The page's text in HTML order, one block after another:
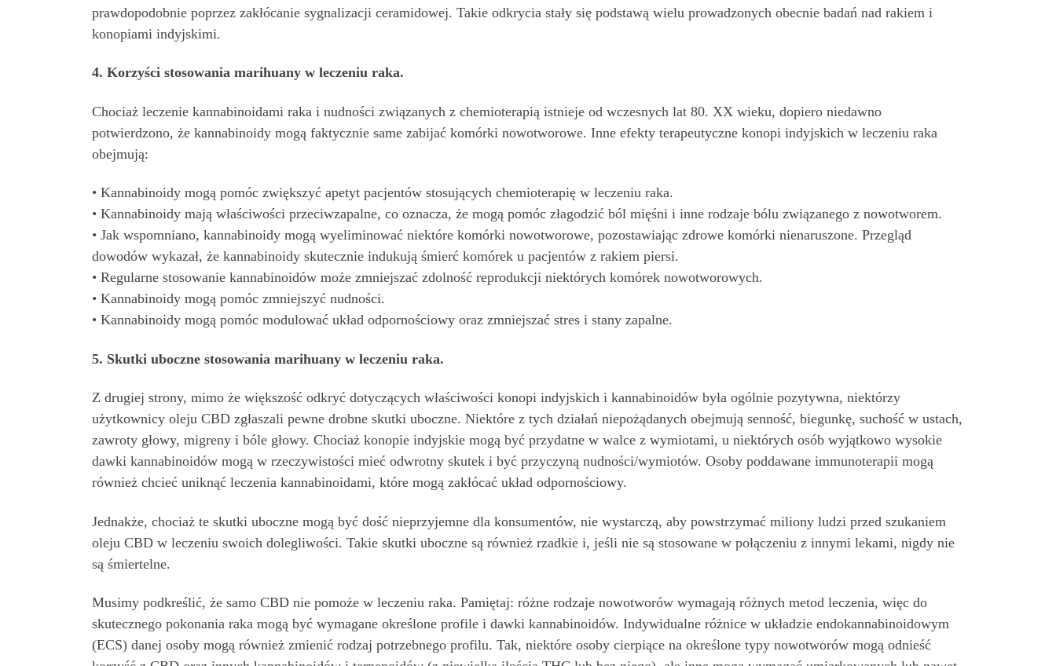
prawdopodobnie poprzez zakłócanie sygnalizacji ceramidowej. Takie odkrycia stały się podstawą wielu prowadzonych obecnie badań nad rakiem i
konopiami indyjskimi.
4. Korzyści stosowania marihuany w leczeniu raka.
Chociaż leczenie kannabinoidami raka i nudności związanych z chemioterapią istnieje od wczesnych lat 80. XX wieku, dopiero niedawno
potwierdzono, że kannabinoidy mogą faktycznie same zabijać komórki nowotworowe. Inne efekty terapeutyczne konopi indyjskich w leczeniu raka
obejmują:
• Kannabinoidy mogą pomóc zwiększyć apetyt pacjentów stosujących chemioterapię w leczeniu raka.
• Kannabinoidy mają właściwości przeciwzapalne, co oznacza, że ​​mogą pomóc złagodzić ból mięśni i inne rodzaje bólu związanego z nowotworem.
• Jak wspomniano, kannabinoidy mogą wyeliminować niektóre komórki nowotworowe, pozostawiając zdrowe komórki nienaruszone. Przegląd
dowodów wykazał, że kannabinoidy skutecznie indukują śmierć komórek u pacjentów z rakiem piersi.
• Regularne stosowanie kannabinoidów może zmniejszać zdolność reprodukcji niektórych komórek nowotworowych.
• Kannabinoidy mogą pomóc zmniejszyć nudności.
• Kannabinoidy mogą pomóc modulować układ odpornościowy oraz zmniejszać stres i stany zapalne.
5. Skutki uboczne stosowania marihuany w leczeniu raka.
Z drugiej strony, mimo że większość odkryć dotyczących właściwości konopi indyjskich i kannabinoidów była ogólnie pozytywna, niektórzy
użytkownicy oleju CBD zgłaszali pewne drobne skutki uboczne. Niektóre z tych działań niepożądanych obejmują senność, biegunkę, suchość w ustach,
zawroty głowy, migreny i bóle głowy. Chociaż konopie indyjskie mogą być przydatne w walce z wymiotami, u niektórych osób wyjątkowo wysokie
dawki kannabinoidów mogą w rzeczywistości mieć odwrotny skutek i być przyczyną nudności/wymiotów. Osoby poddawane immunoterapii mogą
również chcieć uniknąć leczenia kannabinoidami, które mogą zakłócać układ odpornościowy.
Jednakże, chociaż te skutki uboczne mogą być dość nieprzyjemne dla konsumentów, nie wystarczą, aby powstrzymać miliony ludzi przed szukaniem
oleju CBD w leczeniu swoich dolegliwości. Takie skutki uboczne są również rzadkie i, jeśli nie są stosowane w połączeniu z innymi lekami, nigdy nie
są śmiertelne.
Musimy podkreślić, że samo CBD nie pomoże w leczeniu raka. Pamiętaj: różne rodzaje nowotworów wymagają różnych metod leczenia, więc do
skutecznego pokonania raka mogą być wymagane określone profile i dawki kannabinoidów. Indywidualne różnice w układzie endokannabinoidowym
(ECS) danej osoby mogą również zmienić rodzaj potrzebnego profilu. Tak, niektóre osoby cierpiące na określone typy nowotworów mogą odnieść